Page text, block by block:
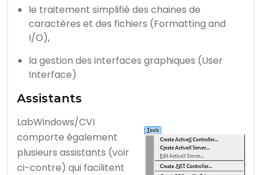
le traitement simplifié des chaines de
caractères et des fichiers (Formatting and
I/O),
la gestion des interfaces graphiques (User
Interface)
Assistants
LabWindows/CVI
comporte également
plusieurs assistants (voir
ci-contre) qui facilitent